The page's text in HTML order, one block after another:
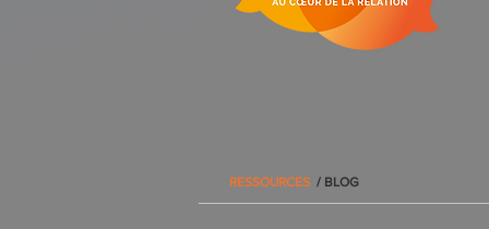
RESSOURCES / BLOG